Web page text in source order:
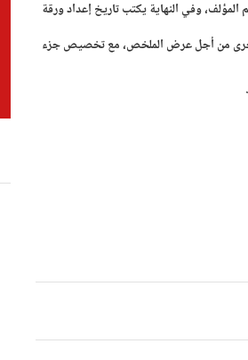
وفي النهاية يكتب تاريخ إعداد ورقة
أخرى من أجل عرض الملخص، مع تخصيص جزء
.